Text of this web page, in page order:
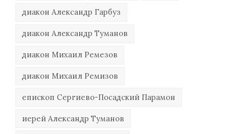
диакон Александр Гарбуз
диакон Александр Туманов
диакон Михаил Ремезов
диакон Михаил Ремизов
епископ Сергиево-Посадский Парамон
иерей Александр Туманов